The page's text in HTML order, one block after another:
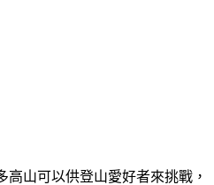
高山可以供登山愛好者來挑戰，